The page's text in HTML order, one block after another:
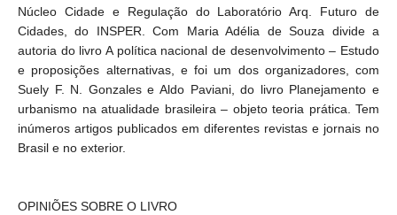
Núcleo Cidade e Regulação do Laboratório Arq. Futuro de
Cidades, do INSPER. Com Maria Adélia de Souza divide a
autoria do livro A política nacional de desenvolvimento – Estudo
e proposições alternativas, e foi um dos organizadores, com
Suely F. N. Gonzales e Aldo Paviani, do livro Planejamento e
urbanismo na atualidade brasileira – objeto teoria prática. Tem
inúmeros artigos publicados em diferentes revistas e jornais no
Brasil e no exterior.
OPINIÕES SOBRE O LIVRO